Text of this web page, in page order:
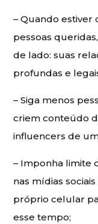
– Quando estiver
pessoas
de lado: suas
profundas e
– Siga menos
criem conteúdo
influencers de
– Imponha limite
nas mídias
próprio celular
esse tempo;